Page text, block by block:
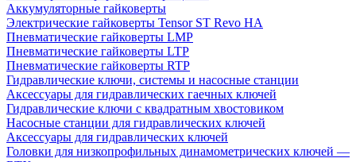
Аккумуляторные гайковерты
Электрические гайковерты Tensor ST Revo HA
Пневматические гайковерты LMP
Пневматические гайковерты LTP
Пневматические гайковерты RTP
Гидравлические ключи, системы и насосные станции
Аксессуары для гидравлических гаечных ключей
Гидравлические ключи с квадратным хвостовиком
Насосные станции для гидравлических ключей
Аксессуары для гидравлических ключей
Головки для низкопрофильных динамометрических ключей —